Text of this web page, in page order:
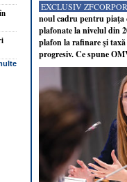
EXCLUSIV
noul cadru pentru
plafonate la nivelul din
plafon la rafinare şi
progresiv. Ce spune